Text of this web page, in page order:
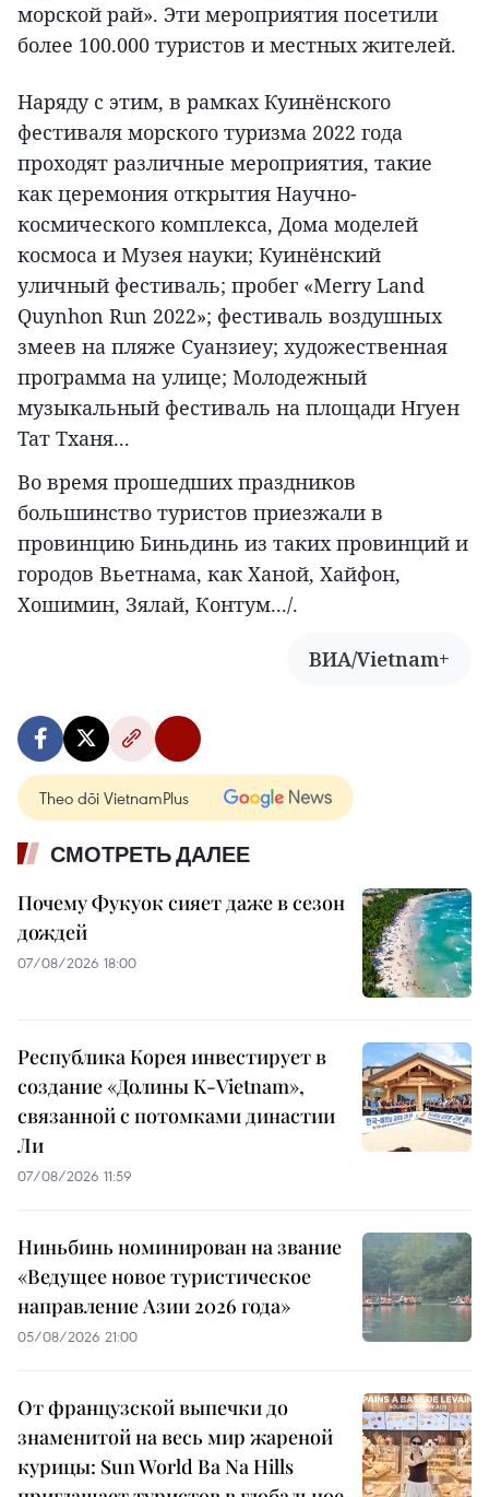
морской рай». Эти мероприятия посетили
более 100.000 туристов и местных жителей.
Наряду с этим, в рамках Куинёнского
фестиваля морского туризма 2022 года
проходят различные мероприятия, такие
как церемония открытия Научно-
космического комплекса, Дома моделей
космоса и Музея науки; Куинёнский
уличный фестиваль; пробег «Merry Land
Quynhon Run 2022»; фестиваль воздушных
змеев на пляже Суанзиеу; художественная
программа на улице; Молодежный
музыкальный фестиваль на площади Нгуен
Тат Тханя...
Во время прошедших праздников
большинство туристов приезжали в
провинцию Биньдинь из таких провинций и
городов Вьетнама, как Ханой, Хайфон,
Хошимин, Зялай, Контум.../.
ВИА/Vietnam+
Theo dõi VietnamPlus
СМОТРЕТЬ ДАЛЕЕ
Почему Фукуок сияет даже в сезон
дождей
07/08/2026 18:00
Республика Корея инвестирует в
создание «Долины K-Vietnam»,
связанной с потомками династии
Ли
07/08/2026 11:59
Ниньбинь номинирован на звание
«Ведущее новое туристическое
направление Азии 2026 года»
05/08/2026 21:00
От французской выпечки до
знаменитой на весь мир жареной
курицы: Sun World Ba Na Hills